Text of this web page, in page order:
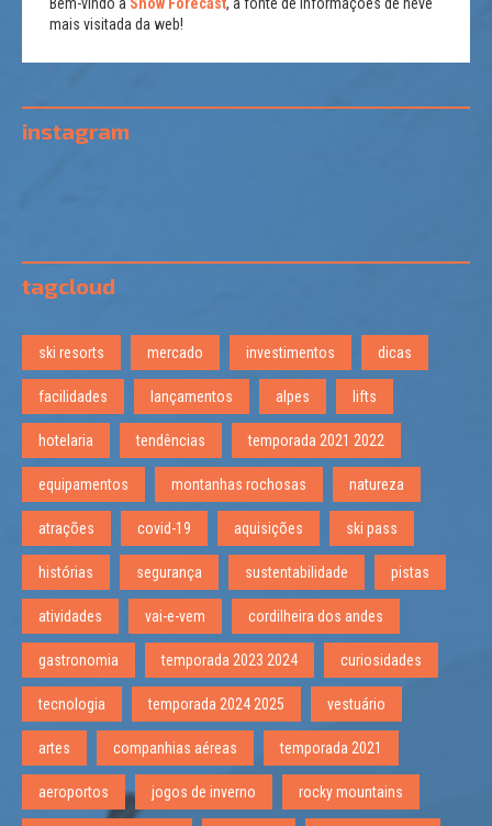
Bem-vindo a Snow Forecast, a fonte de informações de neve
mais visitada da web!
instagram
tagcloud
ski resorts mercado investimentos dicas
facilidades lançamentos alpes lifts
hotelaria tendências temporada 2021 2022
equipamentos montanhas rochosas natureza
atrações covid-19 aquisições ski pass
histórias segurança sustentabilidade pistas
atividades vai-e-vem cordilheira dos andes
gastronomia temporada 2023 2024 curiosidades
tecnologia temporada 2024 2025 vestuário
artes companhias aéreas temporada 2021
aeroportos jogos de inverno rocky mountains